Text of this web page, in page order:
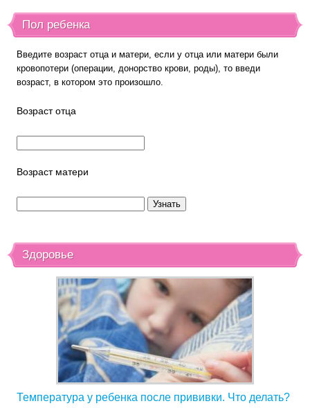
Пол ребенка
Введите возраст отца и матери, если у отца или матери были
кровопотери (операции, донорство крови, роды), то введи
возраст, в котором это произошло.
Возраст отца
Возраст матери
Здоровье
Температура у ребенка после прививки. Что делать?